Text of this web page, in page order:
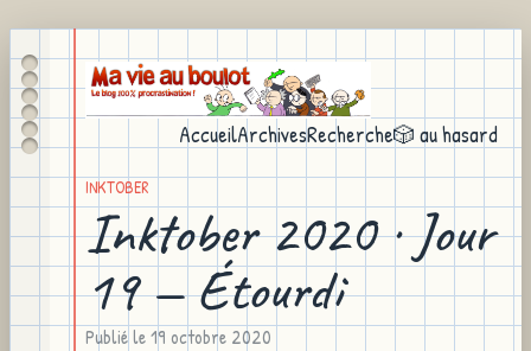
AccueilArchivesRecherche🎲 au hasard
INKTOBER
Inktober 2020 · Jour
19 — Étourdi
Publié le19 octobre 2020